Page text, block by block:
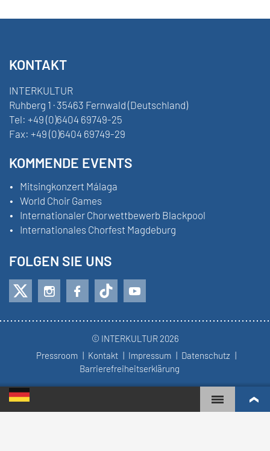
KONTAKT
INTERKULTUR
Ruhberg 1 · 35463 Fernwald (Deutschland)
Tel: +49 (0)6404 69749-25
Fax: +49 (0)6404 69749-29
KOMMENDE EVENTS
Mitsingkonzert Málaga
World Choir Games
Internationaler Chorwettbewerb Blackpool
Internationales Chorfest Magdeburg
FOLGEN SIE UNS
© INTERKULTUR 2026
Pressroom
Kontakt Impressum
Datenschutz
Barrierefreiheitserklärung
WORLD CHOIR GAMES